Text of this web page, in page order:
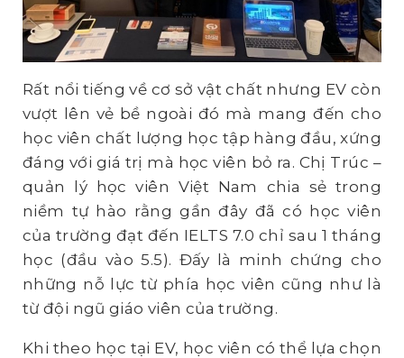
Rất nổi tiếng về cơ sở vật chất nhưng EV còn
vượt lên vẻ bề ngoài đó mà mang đến cho
học viên chất lượng học tập hàng đầu, xứng
đáng với giá trị mà học viên bỏ ra. Chị Trúc –
quản lý học viên Việt Nam chia sẻ trong
niềm tự hào rằng gần đây đã có học viên
của trường đạt đến IELTS 7.0 chỉ sau 1 tháng
học (đầu vào 5.5). Đấy là minh chứng cho
những nỗ lực từ phía học viên cũng như là
từ đội ngũ giáo viên của trường.
Khi theo học tại EV, học viên có thể lựa chọn